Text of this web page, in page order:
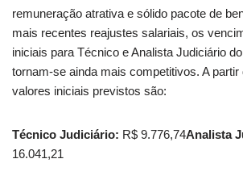
remuneração atrativa e sólido pacote de
mais recentes reajustes salariais, os
iniciais para Técnico e Analista Judiciário do
tornam-se ainda mais competitivos. A partir
valores iniciais previstos são:
Técnico Judiciário: R$ 9.776,74Analista
16.041,21